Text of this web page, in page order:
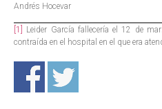
Andrés Hocevar
[1]
Leider García fallecería el 12 de
contraída en el hospital en el que era